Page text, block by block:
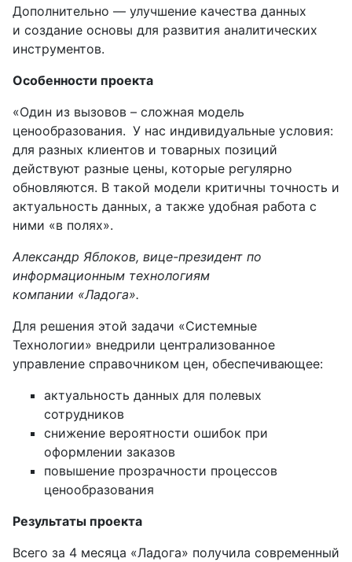
Дополнительно — улучшение качества данных
и создание основы для развития аналитических
инструментов.
Особенности проекта
«Один из вызовов – сложная модель
ценообразования. У нас индивидуальные условия:
для разных клиентов и товарных позиций
действуют разные цены, которые регулярно
обновляются. В такой модели критичны точность и
актуальность данных, а также удобная работа с
ними «в полях».
Александр Яблоков, вице-президент по
информационным технологиям
компании «Ладога».
Для решения этой задачи «Системные
Технологии» внедрили централизованное
управление справочником цен, обеспечивающее:
актуальность данных для полевых
сотрудников
снижение вероятности ошибок при
оформлении заказов
повышение прозрачности процессов
ценообразования
Результаты проекта
Всего за 4 месяца «Ладога» получила современный